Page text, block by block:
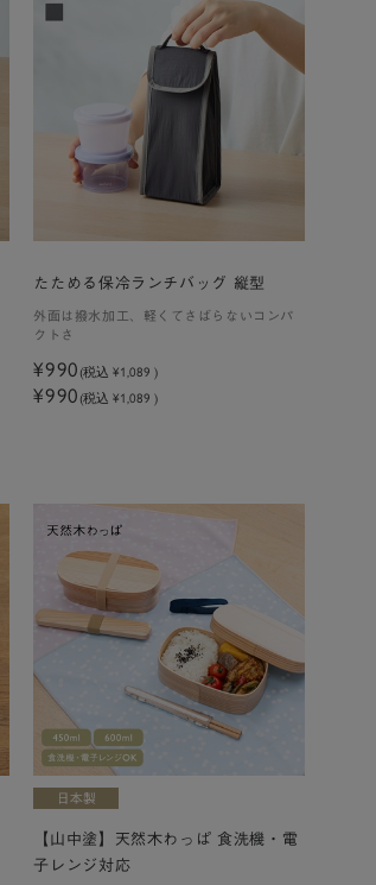
たためる保冷ランチバッグ 縦型
外面は撥水加工、軽くてさばらないコンパ
クトさ
¥990 (税込 ¥1,089 )
¥990 (税込 ¥1,089 )
【山中塗】天然木わっぱ 食洗機・電
子レンジ対応